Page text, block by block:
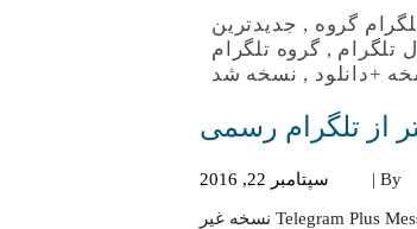
گروه , جدیدترین
تلگرام , گروه تلگرام
+دانلود , نسخه شد
By | سپتامبر 22, 2016
دانلود Telegram Plus Messenger با ویژگی های بیشتر از تلگرام رسمیTelegram Plus Messenger نسخه غیر